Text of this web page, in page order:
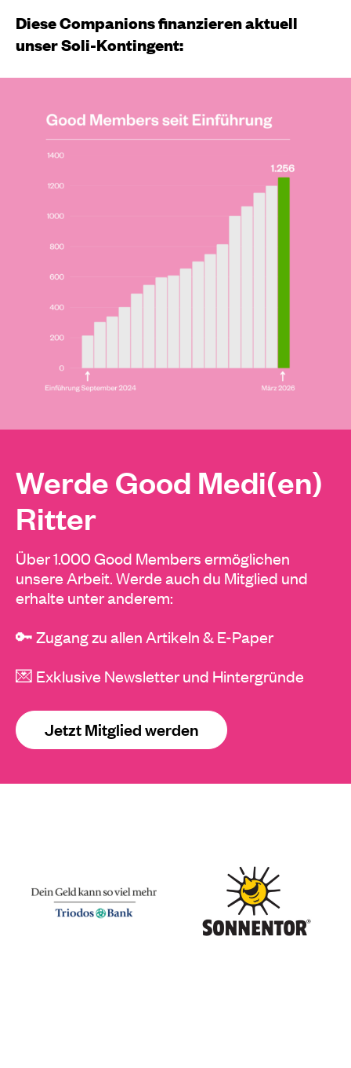
Diese Companions finanzieren aktuell
unser Soli-Kontingent:
Werde Good Medi(en)
Ritter
Über 1.000 Good Members ermöglichen
unsere Arbeit. Werde auch du Mitglied und
erhalte unter anderem:
🔑 Zugang zu allen Artikeln & E-Paper
💌 Exklusive Newsletter und Hintergründe
Jetzt Mitglied werden